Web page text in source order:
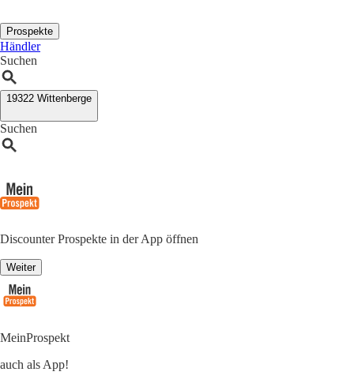
Prospekte
Händler
Suchen
19322 Wittenberge
Suchen
Discounter Prospekte in der App öffnen
Weiter
MeinProspekt
auch als App!